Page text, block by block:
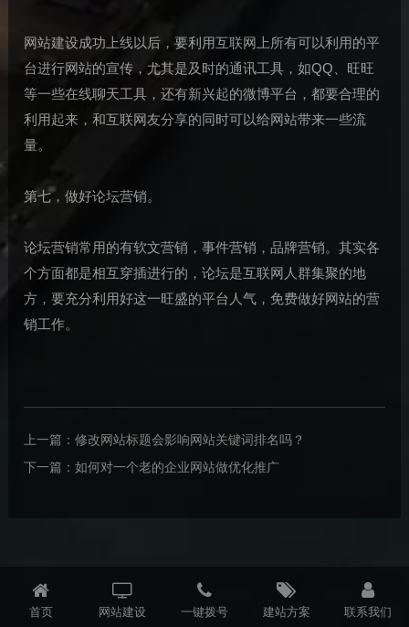
网站建设成功上线以后，要利用互联网上所有可以利用的平
台进行网站的宣传，尤其是及时的通讯工具，如QQ、旺旺
等一些在线聊天工具，还有新兴起的微博平台，都要合理的
利用起来，和互联网友分享的同时可以给网站带来一些流
量。
第七，做好论坛营销。
论坛营销常用的有软文营销，事件营销，品牌营销。其实各
个方面都是相互穿插进行的，论坛是互联网人群集聚的地
方，要充分利用好这一旺盛的平台人气，免费做好网站的营
销工作。
上一篇：修改网站标题会影响网站关键词排名吗？
下一篇：如何对一个老的企业网站做优化推广
首页 网站建设 一键拨号 建站方案 联系我们